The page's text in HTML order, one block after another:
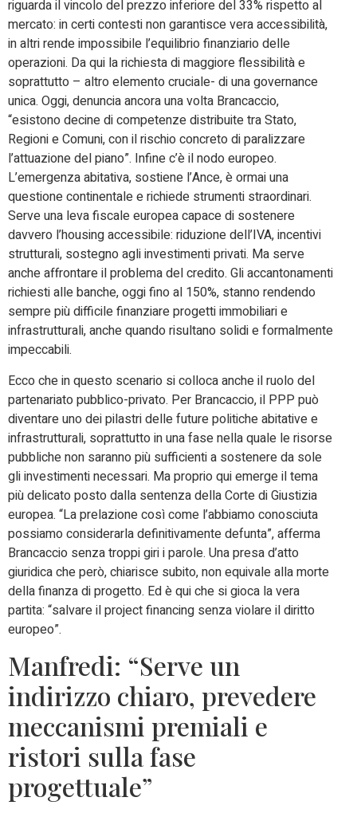
riguarda il vincolo del prezzo inferiore del 33% rispetto al
mercato: in certi contesti non garantisce vera accessibilità,
in altri rende impossibile l’equilibrio finanziario delle
operazioni. Da qui la richiesta di maggiore flessibilità e
soprattutto – altro elemento cruciale- di una governance
unica. Oggi, denuncia ancora una volta Brancaccio,
“esistono decine di competenze distribuite tra Stato,
Regioni e Comuni, con il rischio concreto di paralizzare
l’attuazione del piano”. Infine c’è il nodo europeo.
L’emergenza abitativa, sostiene l’Ance, è ormai una
questione continentale e richiede strumenti straordinari.
Serve una leva fiscale europea capace di sostenere
davvero l’housing accessibile: riduzione dell’IVA, incentivi
strutturali, sostegno agli investimenti privati. Ma serve
anche affrontare il problema del credito. Gli accantonamenti
richiesti alle banche, oggi fino al 150%, stanno rendendo
sempre più difficile finanziare progetti immobiliari e
infrastrutturali, anche quando risultano solidi e formalmente
impeccabili.
Ecco che in questo scenario si colloca anche il ruolo del
partenariato pubblico-privato. Per Brancaccio, il PPP può
diventare uno dei pilastri delle future politiche abitative e
infrastrutturali, soprattutto in una fase nella quale le risorse
pubbliche non saranno più sufficienti a sostenere da sole
gli investimenti necessari. Ma proprio qui emerge il tema
più delicato posto dalla sentenza della Corte di Giustizia
europea. “La prelazione così come l’abbiamo conosciuta
possiamo considerarla definitivamente defunta”, afferma
Brancaccio senza troppi giri i parole. Una presa d’atto
giuridica che però, chiarisce subito, non equivale alla morte
della finanza di progetto. Ed è qui che si gioca la vera
partita: “salvare il project financing senza violare il diritto
europeo”.
Manfredi: “Serve un
indirizzo chiaro, prevedere
meccanismi premiali e
ristori sulla fase
progettuale”